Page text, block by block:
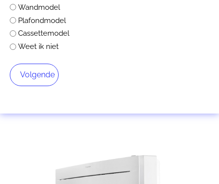
Wandmodel
Plafondmodel
Cassettemodel
Weet ik niet